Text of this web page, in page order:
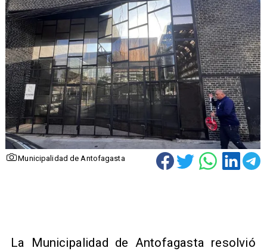
Municipalidad de Antofagasta
La Municipalidad de Antofagasta resolvió